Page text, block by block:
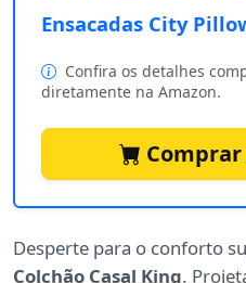
Ensacadas City
Confira os detalhes
diretamente na Amazon.
Desperte para o conforto
Colchão Casal King.